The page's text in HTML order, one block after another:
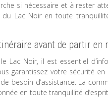
si nécessaire et à rester
Lac Noir en toute
avant de partir en
Lac Noir, il est essentiel
garantissez votre sécurité
besoin d’assistance. La
en toute tranquillité